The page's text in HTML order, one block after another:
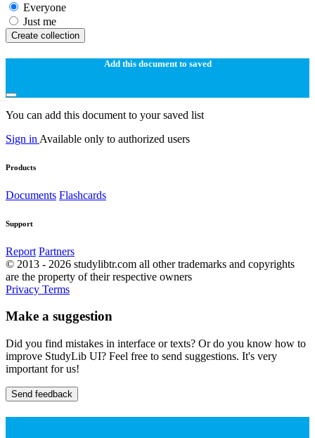
Everyone
Just me
Create collection
Add this document to saved
You can add this document to your saved list
Sign in Available only to authorized users
Products
Documents Flashcards
Support
Report Partners
© 2013 - 2026 studylibtr.com all other trademarks and copyrights
are the property of their respective owners
Privacy Terms
Make a suggestion
Did you find mistakes in interface or texts? Or do you know how to
improve StudyLib UI? Feel free to send suggestions. It's very
important for us!
Send feedback